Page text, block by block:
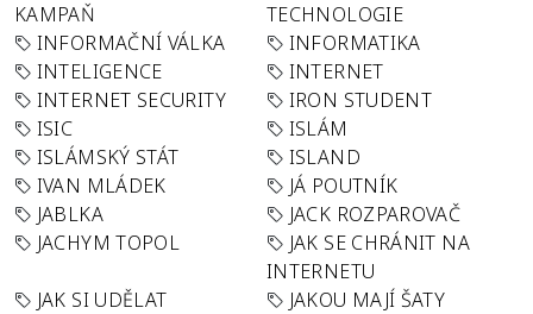
KAMPAŇ
TECHNOLOGIE
INFORMAČNÍ VÁLKA
INFORMATIKA
INTELIGENCE
INTERNET
INTERNET SECURITY
IRON STUDENT
ISIC
ISLÁM
ISLÁMSKÝ STÁT
ISLAND
IVAN MLÁDEK
JÁ POUTNÍK
JABLKA
JACK ROZPAROVAČ
JACHYM TOPOL
JAK SE CHRÁNIT NA
INTERNETU
JAK SI UDĚLAT
JAKOU MAJÍ ŠATY